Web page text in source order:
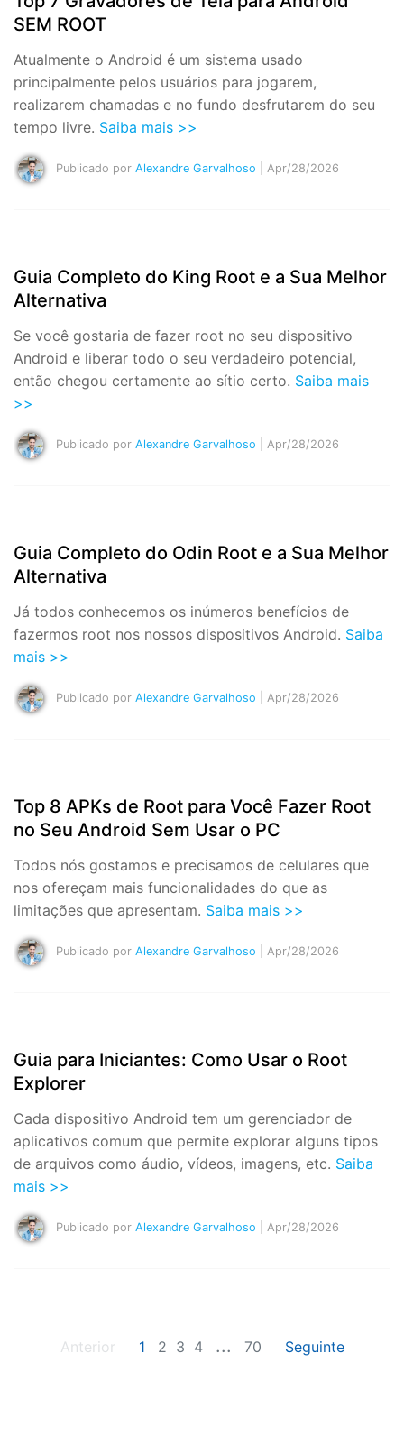
SEM ROOT
Atualmente o Android é um sistema usado
principalmente pelos usuários para jogarem,
realizarem chamadas e no fundo desfrutarem do seu
tempo livre. Saiba mais >>
Publicado por Alexandre Garvalhoso | Apr/28/2026
Guia Completo do King Root e a Sua Melhor
Alternativa
Se você gostaria de fazer root no seu dispositivo
Android e liberar todo o seu verdadeiro potencial,
então chegou certamente ao sítio certo. Saiba mais
>>
Publicado por Alexandre Garvalhoso | Apr/28/2026
Guia Completo do Odin Root e a Sua Melhor
Alternativa
Já todos conhecemos os inúmeros benefícios de
fazermos root nos nossos dispositivos Android. Saiba
mais >>
Publicado por Alexandre Garvalhoso | Apr/28/2026
Top 8 APKs de Root para Você Fazer Root
no Seu Android Sem Usar o PC
Todos nós gostamos e precisamos de celulares que
nos ofereçam mais funcionalidades do que as
limitações que apresentam. Saiba mais >>
Publicado por Alexandre Garvalhoso | Apr/28/2026
Guia para Iniciantes: Como Usar o Root
Explorer
Cada dispositivo Android tem um gerenciador de
aplicativos comum que permite explorar alguns tipos
de arquivos como áudio, vídeos, imagens, etc. Saiba
mais >>
Publicado por Alexandre Garvalhoso | Apr/28/2026
Anterior 1 2 3 4 ... 70 Seguinte